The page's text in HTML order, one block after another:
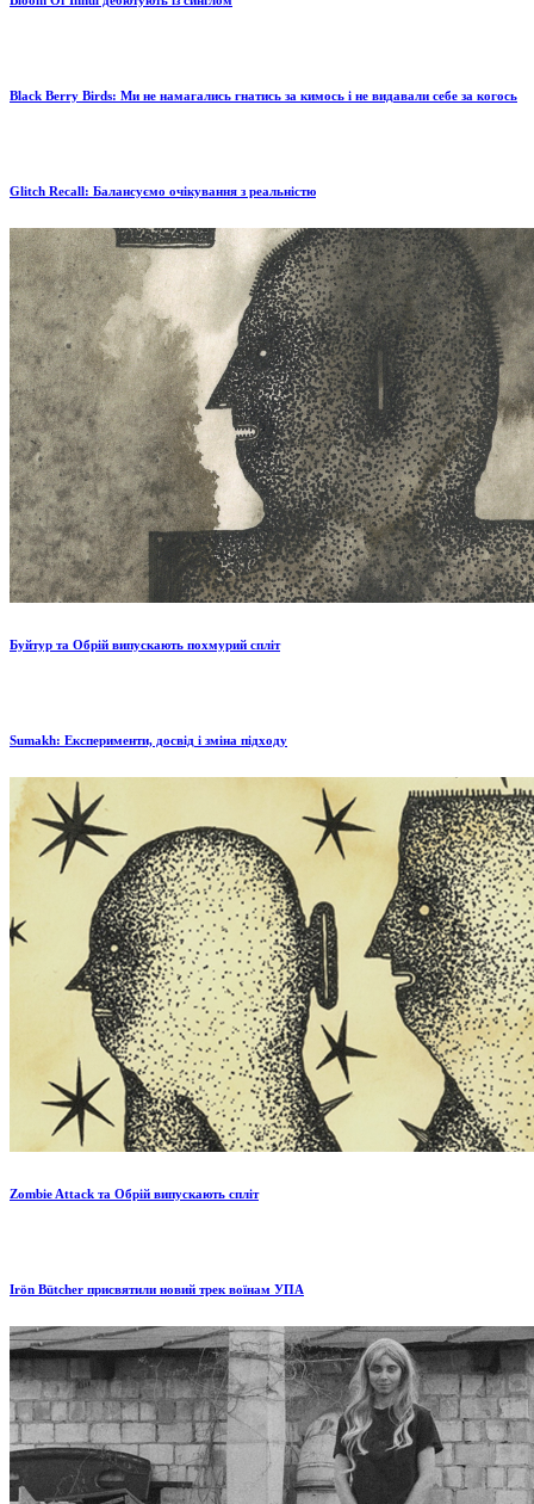
Black Berry Birds: Ми не намагались гнатись за кимось і не видавали себе за когось
Glitch Recall: Балансуємо очікування з реальністю
Буйтур та Обрій випускають похмурий спліт
Sumakh: Експерименти, досвід і зміна підходу
Zombie Attack та Обрій випускають спліт
Irön Bütcher присвятили новий трек воїнам УПА